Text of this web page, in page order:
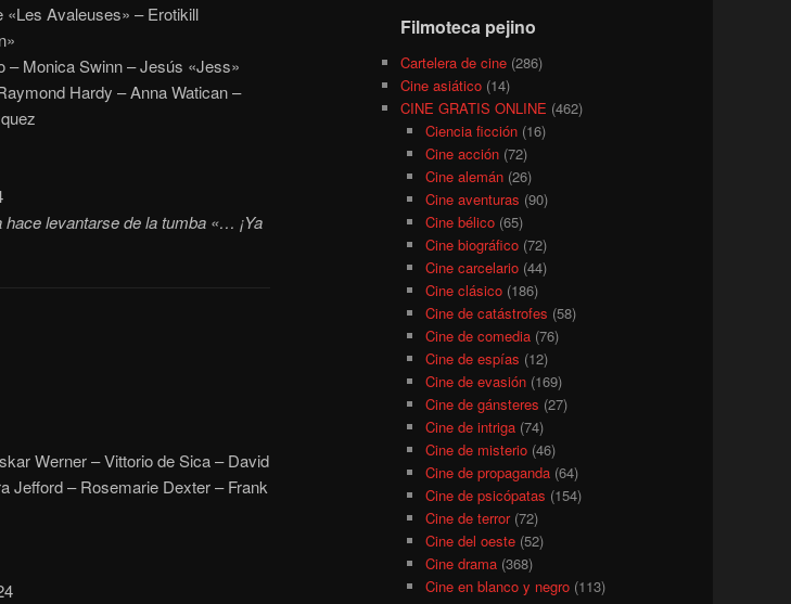
«Les Avaleuses» – Erotikill
– Monica Swinn – Jesús «Jess»
Hardy – Anna Watican –
levantarse de la tumba «… ¡Ya
Werner – Vittorio de Sica – David
Jefford – Rosemarie Dexter – Frank
Filmoteca pejino
Cartelera de cine (286)
Cine asiático (14)
CINE GRATIS ONLINE (462)
Ciencia ficción(16)
Cine acción(72)
Cine alemán(26)
Cine aventuras (90)
Cine bélico(65)
Cine biográfico(72)
Cine carcelario(44)
Cine clásico(186)
Cine de catástrofes (58)
Cine de comedia(76)
Cine de espías (12)
Cine de evasión(169)
Cine de gánsteres (27)
Cine de intriga(74)
Cine de misterio(46)
Cine de propaganda(64)
Cine de psicópatas (154)
Cine de terror(72)
Cine del oeste(52)
Cine drama(368)
Cine en blanco y negro(113)